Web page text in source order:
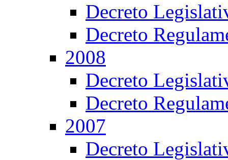
Decreto
Decreto
2008
Decreto
Decreto
2007
Decreto